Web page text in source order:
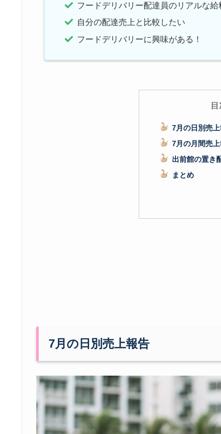
フードデリバリー配達員のリアルな給
自分の配達売上と比較したい
フードデリバリーに興味がある！
7月の日別売
7月の月間売
出前館の置き
まとめ
7月の日別売上報告